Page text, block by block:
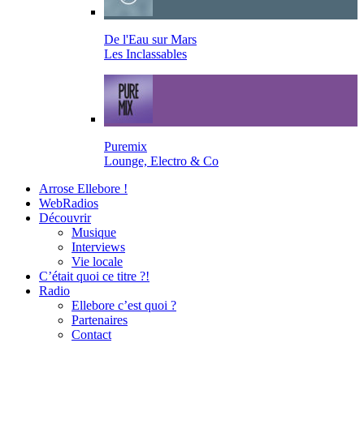
De l'Eau sur Mars
Les Inclassables
Puremix
Lounge, Electro & Co
Arrose Ellebore !
WebRadios
Découvrir
Musique
Interviews
Vie locale
C’était quoi ce titre ?!
Radio
Ellebore c’est quoi ?
Partenaires
Contact